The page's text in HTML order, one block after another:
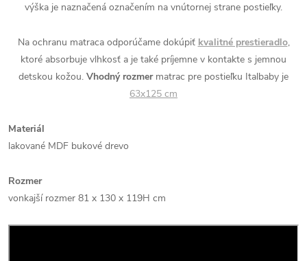
výška je naznačená označením na vnútornej strane postieľky.
Na ochranu matraca odporúčame dokúpiť kvalitné prestieradlo,
ktoré absorbuje vlhkosť a je také príjemne v kontakte s jemnou
detskou kožou. Vhodný rozmermatrac pre postieľku Italbaby je
63x125 cm
Materiál
lakované MDF bukové drevo
Rozmer
vonkajší rozmer 81 x 130 x 119H cm